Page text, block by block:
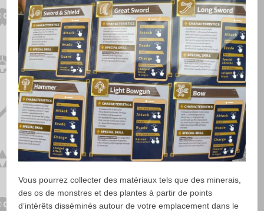
Vous pourrez collecter des matériaux tels que des minerais,
des os de monstres et des plantes à partir de points
d’intérêts disséminés autour de votre emplacement dans le